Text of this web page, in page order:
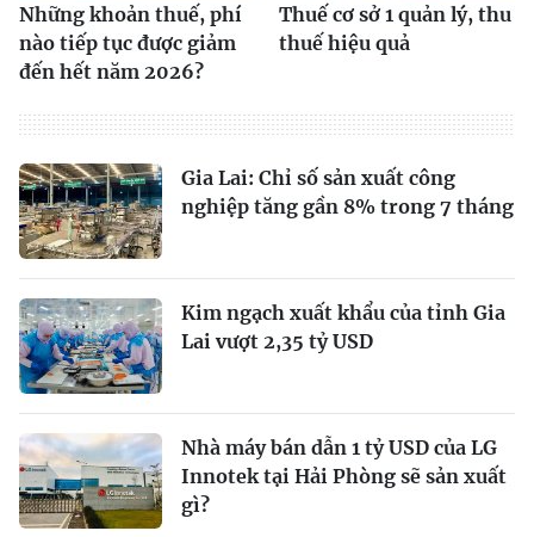
Những khoản thuế, phí
nào tiếp tục được giảm
đến hết năm 2026?
Thuế cơ sở 1 quản lý, thu
thuế hiệu quả
Gia Lai: Chỉ số sản xuất công
nghiệp tăng gần 8% trong 7 tháng
Kim ngạch xuất khẩu của tỉnh Gia
Lai vượt 2,35 tỷ USD
Nhà máy bán dẫn 1 tỷ USD của LG
Innotek tại Hải Phòng sẽ sản xuất
gì?